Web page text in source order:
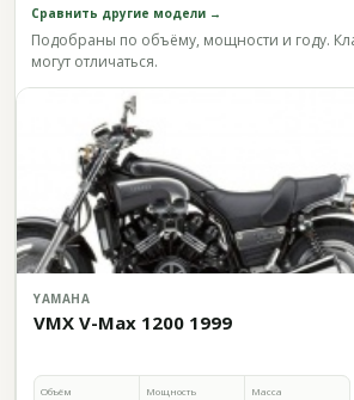
Сравнить другие модели →
Подобраны по объёму, мощности и году.
могут отличаться.
YAMAHA
VMX V-Max 1200 1999
Объём Мощность Масса